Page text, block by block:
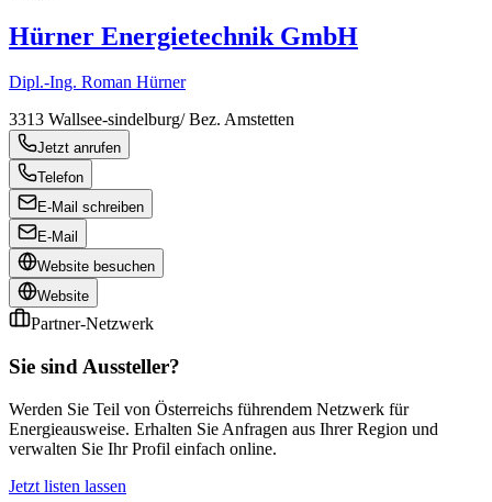
Hürner Energietechnik GmbH
Dipl.-Ing. Roman Hürner
3313 Wallsee-sindelburg/ Bez. Amstetten
Jetzt anrufen
Telefon
E-Mail schreiben
E-Mail
Website besuchen
Website
Partner-Netzwerk
Sie sind Aussteller?
Werden Sie Teil von Österreichs führendem Netzwerk für
Energieausweise. Erhalten Sie Anfragen aus Ihrer Region und
verwalten Sie Ihr Profil einfach online.
Jetzt listen lassen